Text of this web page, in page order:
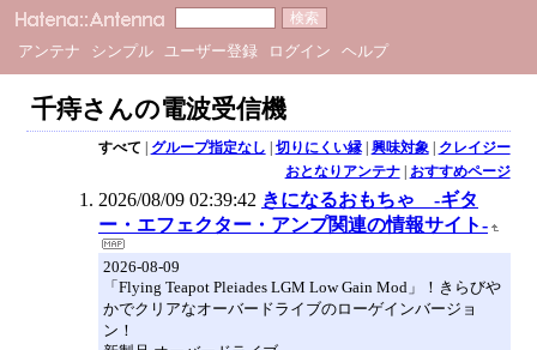
アンテナ シンプル ユーザー登録 ログイン ヘルプ
千痔さんの電波受信機
すべて | グループ指定なし | 切りにくい縁| 興味対象| クレイジー
おとなりアンテナ| おすすめページ
2026/08/09 02:39:42 きになるおもちゃ -ギタ
ー・エフェクター・アンプ関連の情報サイト-
2026-08-09
「Flying Teapot Pleiades LGM Low Gain Mod」！きらびや
かでクリアなオーバードライブのローゲインバージョ
ン！